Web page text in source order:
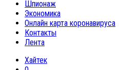
Шпионаж
Экономика
Онлайн карта коронавируса
Контакты
Лента
Хайтек